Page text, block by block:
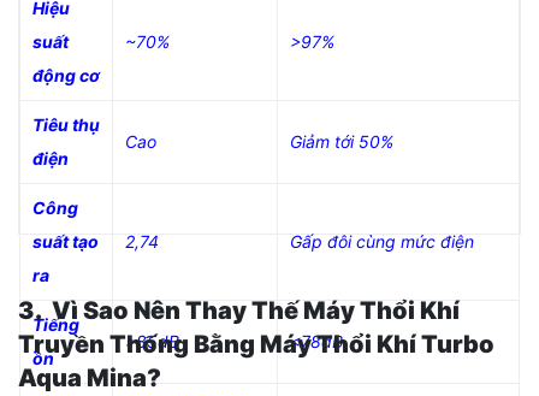
Hiệu
suất
động cơ
~70% >97%
Tiêu thụ
điện
Cao Giảm tới 50%
Công
suất tạo
ra
2,74 Gấp đôi cùng mức điện
Tiếng
ồn
>85dB <78dB
3. Vì Sao Nên Thay Thế Máy Thổi Khí
Truyền Thống Bằng Máy Thổi Khí Turbo
Aqua Mina?